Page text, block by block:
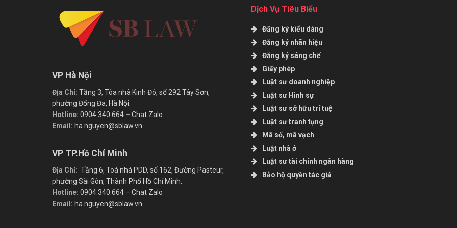
VP Hà Nội
Địa Chỉ: Tầng 3, Tòa nhà Kinh Đô, số 292 Tây Sơn,
phường Đống Đa, Hà Nội.
Hotline: 0904.340.664 – Chat Zalo
Email: ha.nguyen@sblaw.vn
VP TP.Hồ Chí Minh
Địa Chỉ: Tầng 6, Toà nhà PDD, số 162, Đường Pasteur,
phường Sài Gòn, Thành Phố Hồ Chí Minh.
Hotline: 0904.340.664 – Chat Zalo
Email: ha.nguyen@sblaw.vn
Dịch Vụ Tiêu Biểu
Đăng ký kiểu dáng
Đăng ký nhãn hiệu
Đăng ký sáng chế
Giấy phép
Luật sư doanh nghiệp
Luật sư Hình sự
Luật sư sở hữu trí tuệ
Luật sư tranh tụng
Mã số, mã vạch
Luật nhà ở
Luật sư tài chính ngân hàng
Bảo hộ quyền tác giả